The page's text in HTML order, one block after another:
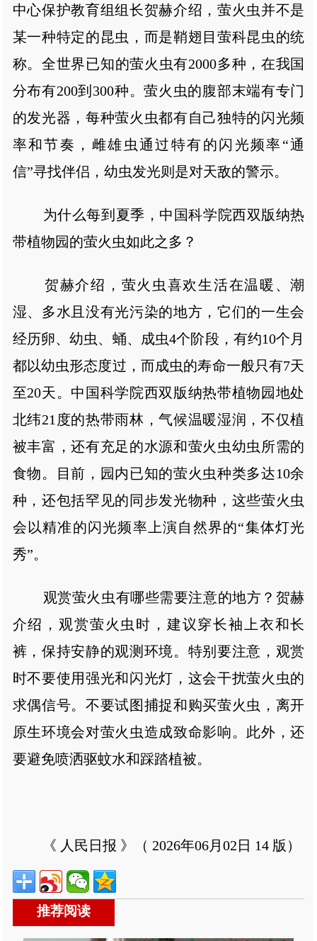
中心保护教育组组长贺赫介绍，萤火虫并不是
某一种特定的昆虫，而是鞘翅目萤科昆虫的统
称。全世界已知的萤火虫有2000多种，在我国
分布有200到300种。萤火虫的腹部末端有专门
的发光器，每种萤火虫都有自己独特的闪光频
率和节奏，雌雄虫通过特有的闪光频率“通
信”寻找伴侣，幼虫发光则是对天敌的警示。
为什么每到夏季，中国科学院西双版纳热
带植物园的萤火虫如此之多？
贺赫介绍，萤火虫喜欢生活在温暖、潮
湿、多水且没有光污染的地方，它们的一生会
经历卵、幼虫、蛹、成虫4个阶段，有约10个月
都以幼虫形态度过，而成虫的寿命一般只有7天
至20天。中国科学院西双版纳热带植物园地处
北纬21度的热带雨林，气候温暖湿润，不仅植
被丰富，还有充足的水源和萤火虫幼虫所需的
食物。目前，园内已知的萤火虫种类多达10余
种，还包括罕见的同步发光物种，这些萤火虫
会以精准的闪光频率上演自然界的“集体灯光
秀”。
观赏萤火虫有哪些需要注意的地方？贺赫
介绍，观赏萤火虫时，建议穿长袖上衣和长
裤，保持安静的观测环境。特别要注意，观赏
时不要使用强光和闪光灯，这会干扰萤火虫的
求偶信号。不要试图捕捉和购买萤火虫，离开
原生环境会对萤火虫造成致命影响。此外，还
要避免喷洒驱蚊水和踩踏植被。
《 人民日报 》（ 2026年06月02日 14 版）
推荐阅读